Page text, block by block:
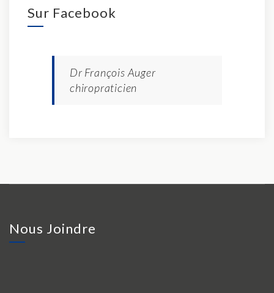
Sur Facebook
Dr François Auger
chiropraticien
Nous Joindre